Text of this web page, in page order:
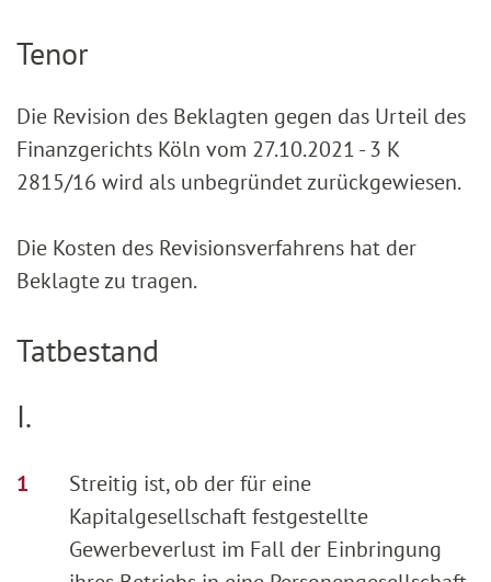
Tenor
Die Revision des Beklagten gegen das Urteil des
Finanzgerichts Köln vom 27.10.2021 - 3 K
2815/16 wird als unbegründet zurückgewiesen.
Die Kosten des Revisionsverfahrens hat der
Beklagte zu tragen.
Tatbestand
I.
Streitig ist, ob der für eine
Kapitalgesellschaft festgestellte
Gewerbeverlust im Fall der Einbringung